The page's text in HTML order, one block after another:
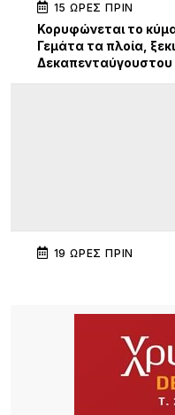
15 ΏΡΕΣ ΠΡΙΝ
Κορυφώνεται το
Γεμάτα τα πλοία,
Δεκαπενταύγουστου
19 ΏΡΕΣ ΠΡΙΝ
19 ΏΡΕΣ ΠΡΙΝ
Λήμνος: